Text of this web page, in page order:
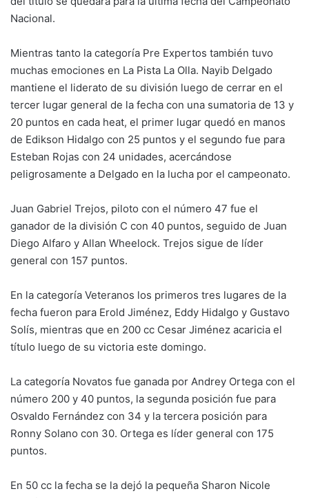
Nacional.
Mientras tanto la categoría Pre Expertos también tuvo
muchas emociones en La Pista La Olla. Nayib Delgado
mantiene el liderato de su división luego de cerrar en el
tercer lugar general de la fecha con una sumatoria de 13 y
20 puntos en cada heat, el primer lugar quedó en manos
de Edikson Hidalgo con 25 puntos y el segundo fue para
Esteban Rojas con 24 unidades, acercándose
peligrosamente a Delgado en la lucha por el campeonato.
Juan Gabriel Trejos, piloto con el número 47 fue el
ganador de la división C con 40 puntos, seguido de Juan
Diego Alfaro y Allan Wheelock. Trejos sigue de líder
general con 157 puntos.
En la categoría Veteranos los primeros tres lugares de la
fecha fueron para Erold Jiménez, Eddy Hidalgo y Gustavo
Solís, mientras que en 200 cc Cesar Jiménez acaricia el
título luego de su victoria este domingo.
La categoría Novatos fue ganada por Andrey Ortega con el
número 200 y 40 puntos, la segunda posición fue para
Osvaldo Fernández con 34 y la tercera posición para
Ronny Solano con 30. Ortega es líder general con 175
puntos.
En 50 cc la fecha se la dejó la pequeña Sharon Nicole